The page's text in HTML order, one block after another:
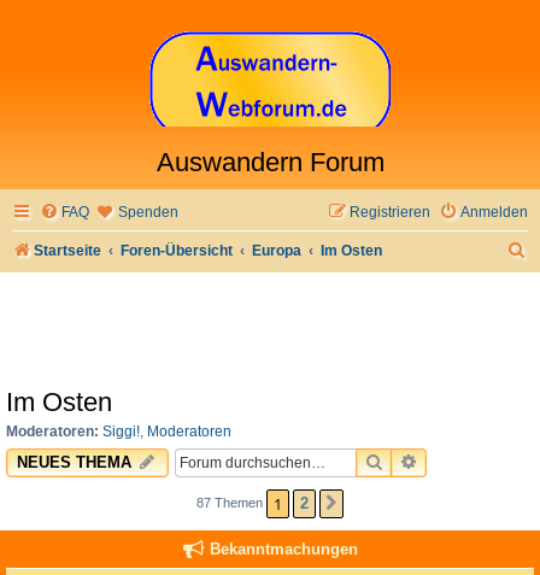
Auswandern Forum
FAQ Spenden Anmelden
Registrieren
Startseite Foren-Übersicht Europa Im Osten
Im Osten
Moderatoren: Siggi!, Moderatoren
NEUES THEMA SUCHEERWEITERTE
87 Themen 1 2
Bekanntmachungen